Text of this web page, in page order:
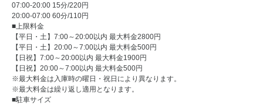
07:00-20:00 15分/220円
20:00-07:00 60分/110円
■上限料金
【平日・土】7:00～20:00以内 最大料金2800円
【平日・土】20:00～7:00以内 最大料金500円
【日祝】7:00～20:00以内 最大料金1900円
【日祝】20:00～7:00以内 最大料金500円
※最大料金は入庫時の曜日・祝日により異なります。
※最大料金は繰り返し適用となります。
■駐車サイズ